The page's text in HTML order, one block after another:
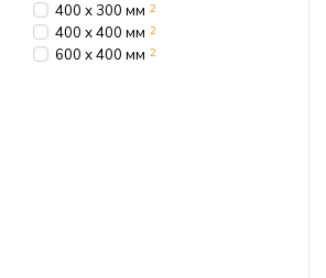
400 х 300 мм 2
400 х 400 мм 2
600 х 400 мм 2